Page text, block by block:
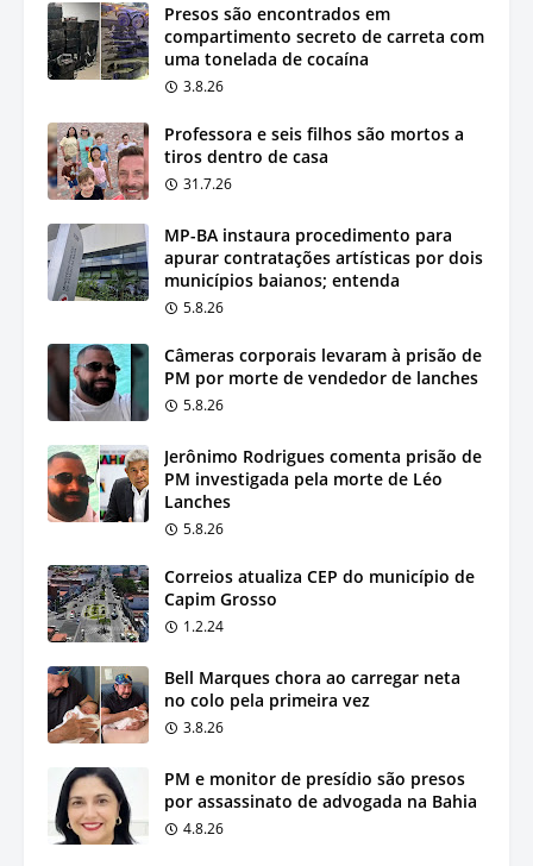
Presos são encontrados em
compartimento secreto de carreta com
uma tonelada de cocaína
3.8.26
Professora e seis filhos são mortos a
tiros dentro de casa
31.7.26
MP-BA instaura procedimento para
apurar contratações artísticas por dois
municípios baianos; entenda
5.8.26
Câmeras corporais levaram à prisão de
PM por morte de vendedor de lanches
5.8.26
Jerônimo Rodrigues comenta prisão de
PM investigada pela morte de Léo
Lanches
5.8.26
Correios atualiza CEP do município de
Capim Grosso
1.2.24
Bell Marques chora ao carregar neta
no colo pela primeira vez
3.8.26
PM e monitor de presídio são presos
por assassinato de advogada na Bahia
4.8.26